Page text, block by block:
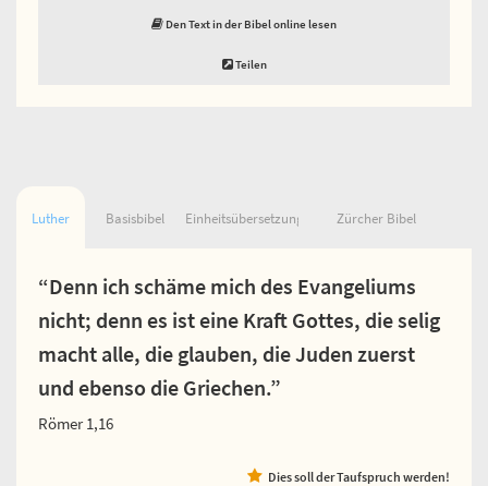
Den Text in der Bibel online lesen
Teilen
Luther Basisbibel Einheitsübersetzung Zürcher Bibel
“Denn ich schäme mich des Evangeliums
nicht; denn es ist eine Kraft Gottes, die selig
macht alle, die glauben, die Juden zuerst
und ebenso die Griechen.”
Römer 1,16
Dies soll der Taufspruch werden!